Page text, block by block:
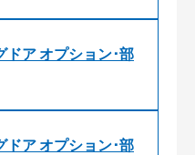
ア オプション･部
ア オプション･部